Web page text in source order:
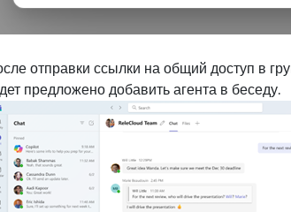
отправки ссылки на общий доступ в
предложено добавить агента в беседу.